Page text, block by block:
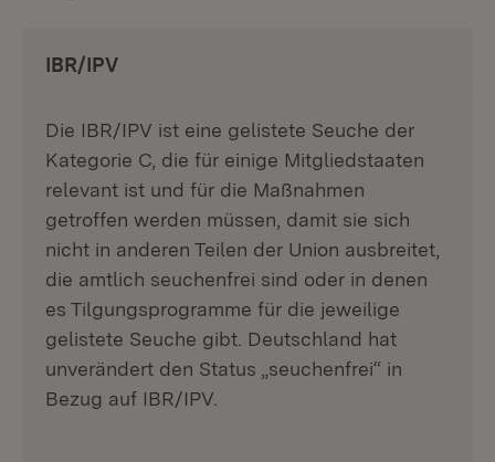
IBR/IPV
Die IBR/IPV ist eine gelistete Seuche der
Kategorie C, die für einige Mitgliedstaaten
relevant ist und für die Maßnahmen
getroffen werden müssen, damit sie sich
nicht in anderen Teilen der Union ausbreitet,
die amtlich seuchenfrei sind oder in denen
es Tilgungsprogramme für die jeweilige
gelistete Seuche gibt. Deutschland hat
unverändert den Status „seuchenfrei“ in
Bezug auf IBR/IPV.